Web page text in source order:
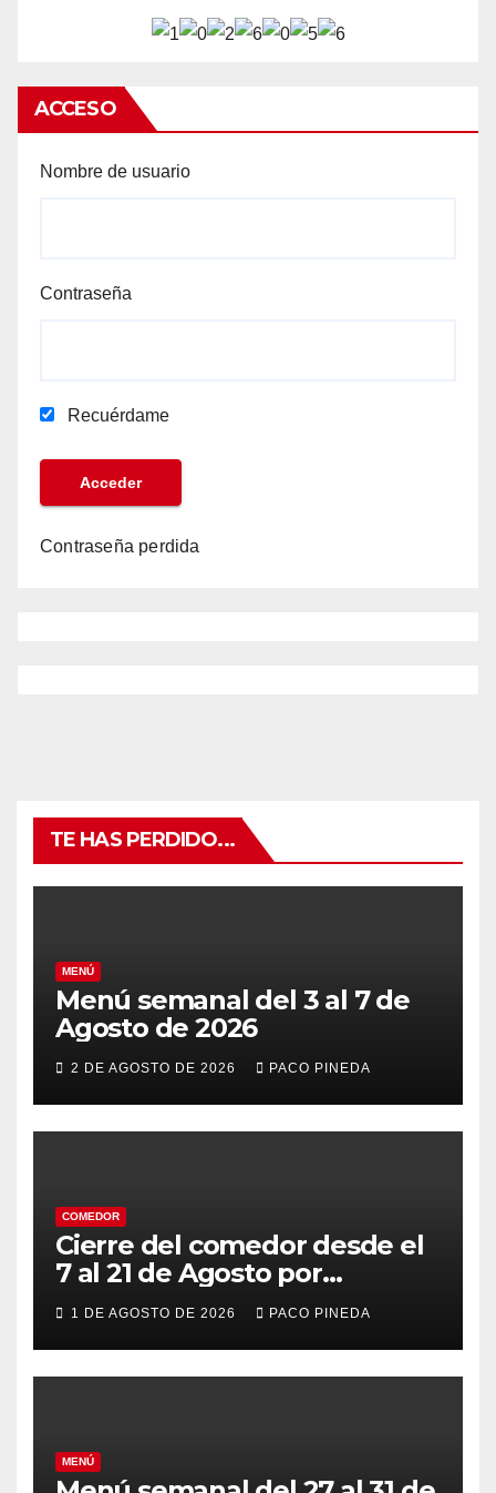
ACCESO
Nombre de usuario
Contraseña
Recuérdame
Contraseña perdida
TE HAS PERDIDO...
MENÚ
Menú semanal del 3 al 7 de
Agosto de 2026
2 DE AGOSTO DE 2026 PACO PINEDA
COMEDOR
Cierre del comedor desde el
7 al 21 de Agosto por
vacaciones
1 DE AGOSTO DE 2026 PACO PINEDA
MENÚ